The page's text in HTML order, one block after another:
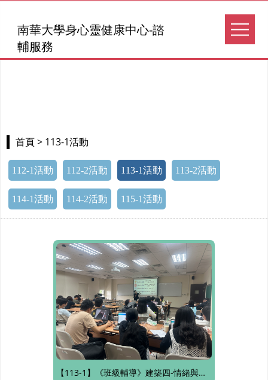
首頁 > 113-1活動
112-1活動 112-2活動 113-1活動 113-2活動
114-1活動 114-2活動 115-1活動
【113-1】《班級輔導》建築四-情緒與壓力調適
南華大學身心靈健康中心-諮
輔服務